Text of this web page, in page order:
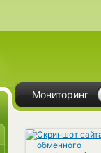
Мониторинг